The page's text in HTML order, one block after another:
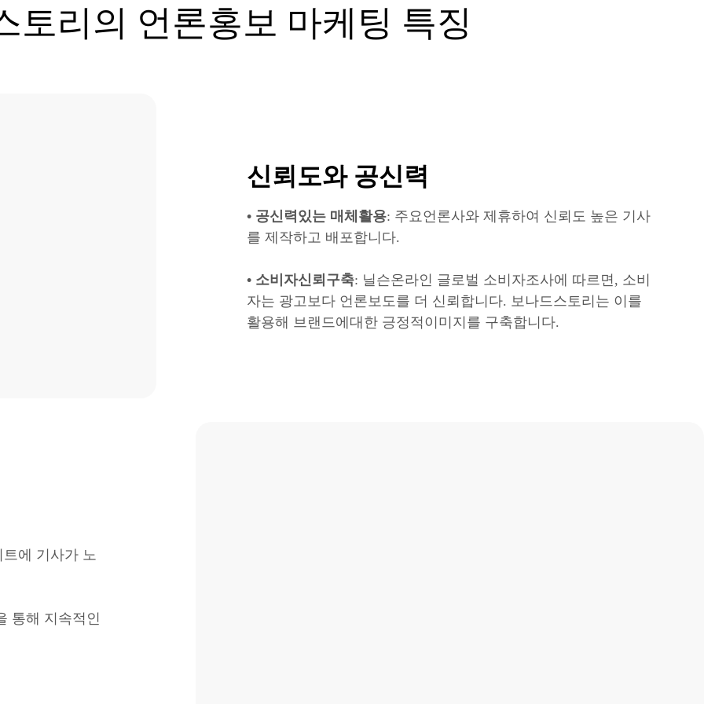
토리의 언론홍보 마케팅 특징
신뢰도와 공신력
• 공신력있는 매체활용: 주요언론사와 제휴하여 신뢰도 높은 기사
를 제작하고 배포합니다.
• 소비자신뢰구축: 닐슨온라인 글로벌 소비자조사에 따르면, 소비
자는 광고보다 언론보도를 더 신뢰합니다. 보나드스토리는 이를
활용해 브랜드에대한 긍정적이미지를 구축합니다.
에 기사가 노
통해 지속적인